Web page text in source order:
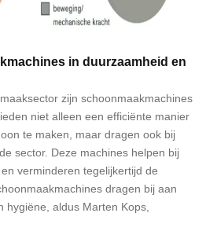
in duurzaamheid en
zijn schoonmaakmachines
niet alleen een efficiënte manier
te maken, maar dragen ook bij
sector. Deze machines helpen bij
verminderen tegelijkertijd de
dragen bij aan
hygiëne, aldus Marten Kops,